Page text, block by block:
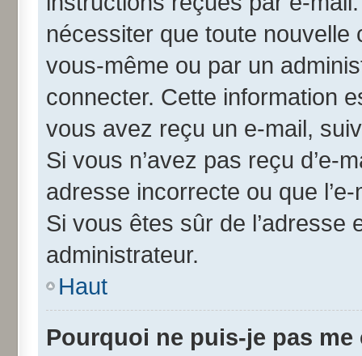
nécessiter que toute
vous-même ou par un
connecter. Cette information
vous avez reçu un e-mail,
Si vous n’avez pas reçu d’e-
adresse incorrecte ou que
Si vous êtes sûr de l’adresse
administrateur.
Haut
Pourquoi ne puis-je pas